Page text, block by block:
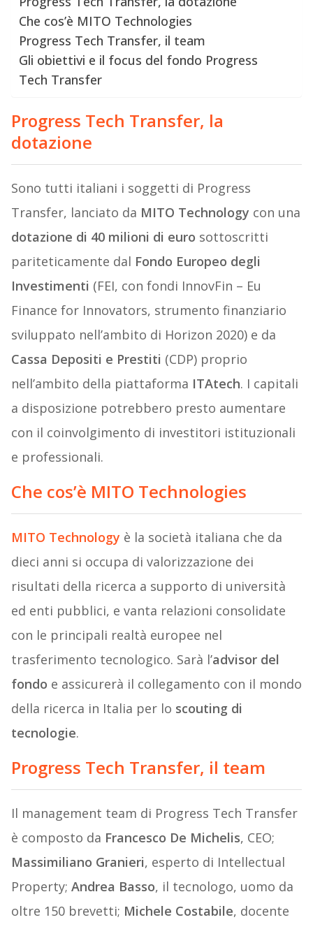
Che cos’è MITO Technologies
Progress Tech Transfer, il team
Gli obiettivi e il focus del fondo Progress
Tech Transfer
Progress Tech Transfer, la
dotazione
Sono tutti italiani i soggetti di Progress
Transfer, lanciato da MITO Technology con una
dotazione di 40 milioni di euro sottoscritti
pariteticamente dal Fondo Europeo degli
Investimenti (FEI, con fondi InnovFin – Eu
Finance for Innovators, strumento finanziario
sviluppato nell’ambito di Horizon 2020) e da
Cassa Depositi e Prestiti (CDP) proprio
nell’ambito della piattaforma ITAtech. I capitali
a disposizione potrebbero presto aumentare
con il coinvolgimento di investitori istituzionali
e professionali.
Che cos’è MITO Technologies
MITO Technology è la società italiana che da
dieci anni si occupa di valorizzazione dei
risultati della ricerca a supporto di università
ed enti pubblici, e vanta relazioni consolidate
con le principali realtà europee nel
trasferimento tecnologico. Sarà l’advisor del
fondo e assicurerà il collegamento con il mondo
della ricerca in Italia per lo scouting di
tecnologie.
Progress Tech Transfer, il team
Il management team di Progress Tech Transfer
è composto da Francesco De Michelis, CEO;
Massimiliano Granieri, esperto di Intellectual
Property; Andrea Basso, il tecnologo, uomo da
oltre 150 brevetti; Michele Costabile, docente